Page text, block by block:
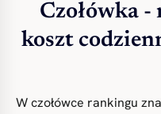
Czołówka
koszt
W czołówce rankingu